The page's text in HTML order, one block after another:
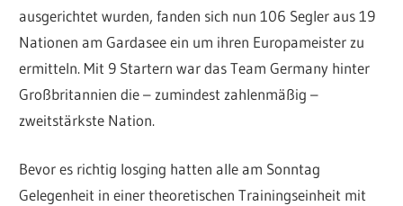
ausgerichtet wurden, fanden sich nun 106 Segler aus 19
Nationen am Gardasee ein um ihren Europameister zu
ermitteln. Mit 9 Startern war das Team Germany hinter
Großbritannien die – zumindest zahlenmäßig –
zweitstärkste Nation.
Bevor es richtig losging hatten alle am Sonntag
Gelegenheit in einer theoretischen Trainingseinheit mit